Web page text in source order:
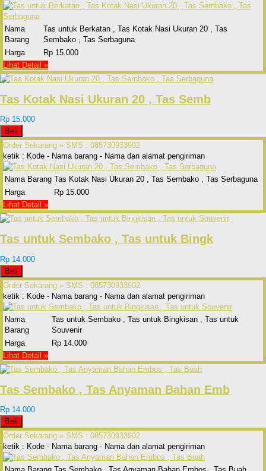
Nama
Barang
Tas untuk Berkatan , Tas Kotak Nasi Ukuran 20 , Tas
Sembako , Tas Serbaguna
Harga
Rp 15.000
Lihat Detail »
Tas Kotak Nasi Ukuran 20 , Tas Semb
Rp 15.000
Beli
Order Sekarang » SMS : 085730933902
ketik : Kode - Nama barang - Nama dan alamat pengiriman
Nama Barang Tas Kotak Nasi Ukuran 20 , Tas Sembako , Tas Serbaguna
Harga
Rp 15.000
Lihat Detail »
Tas untuk Sembako , Tas untuk Bingk
Rp 14.000
Beli
Order Sekarang » SMS : 085730933902
ketik : Kode - Nama barang - Nama dan alamat pengiriman
Nama
Barang
Tas untuk Sembako , Tas untuk Bingkisan , Tas untuk
Souvenir
Harga
Rp 14.000
Lihat Detail »
Tas Sembako , Tas Anyaman Bahan Emb
Rp 14.000
Beli
Order Sekarang » SMS : 085730933902
ketik : Kode - Nama barang - Nama dan alamat pengiriman